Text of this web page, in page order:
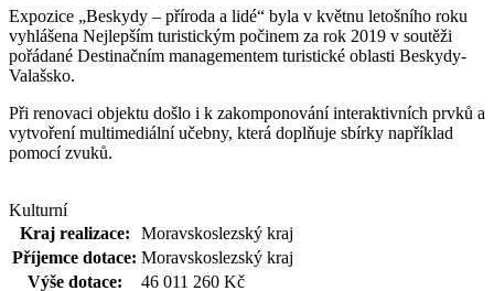
Expozice „Beskydy – příroda a lidé“ byla v květnu letošního roku
vyhlášena Nejlepším turistickým počinem za rok 2019 v soutěži
pořádané Destinačním managementem turistické oblasti Beskydy-
Valašsko.
Při renovaci objektu došlo i k zakomponování interaktivních prvků a
vytvoření multimediální učebny, která doplňuje sbírky například
pomocí zvuků.
Kulturní
Kraj realizace:
Moravskoslezský kraj
Příjemce dotace: Moravskoslezský kraj
Výše dotace:
46 011 260 Kč